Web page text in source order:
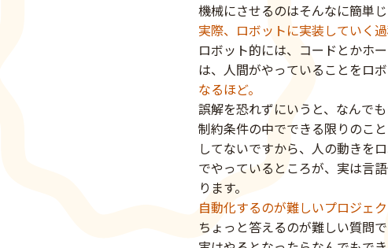
機械にさせるのはそんなに簡単
実際、ロボットに実装していく
ロボット的には、コードとかホ
は、人間がやっていることをロ
なるほど。
誤解を恐れずにいうと、なんで
制約条件の中でできる限りのこ
してないですから、人の動きを
でやっているところが、実は言
ります。
自動化するのが難しいプロジェ
ちょっと答えるのが難しい質問で